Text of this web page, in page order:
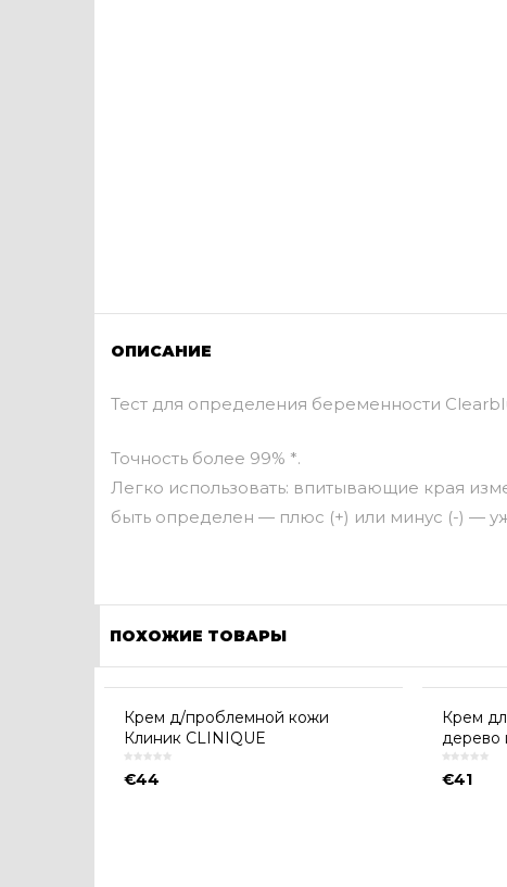
ОПИСАНИЕ
Тест для определения беременности
Точность более 99% *.
Легко использовать: впитывающие края
быть определен — плюс (+) или минус (-) —
ПОХОЖИЕ ТОВАРЫ
Крем д/проблемной кожи
Клиник CLINIQUE
€44
Крем
дерево
€41